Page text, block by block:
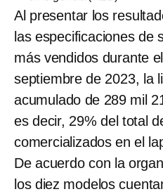
Al presentar los
las especificaciones de
más vendidos durante
septiembre de 2023, la
acumulado de 289 mil
es decir, 29% del total
comercializados en el
De acuerdo con la
los diez modelos